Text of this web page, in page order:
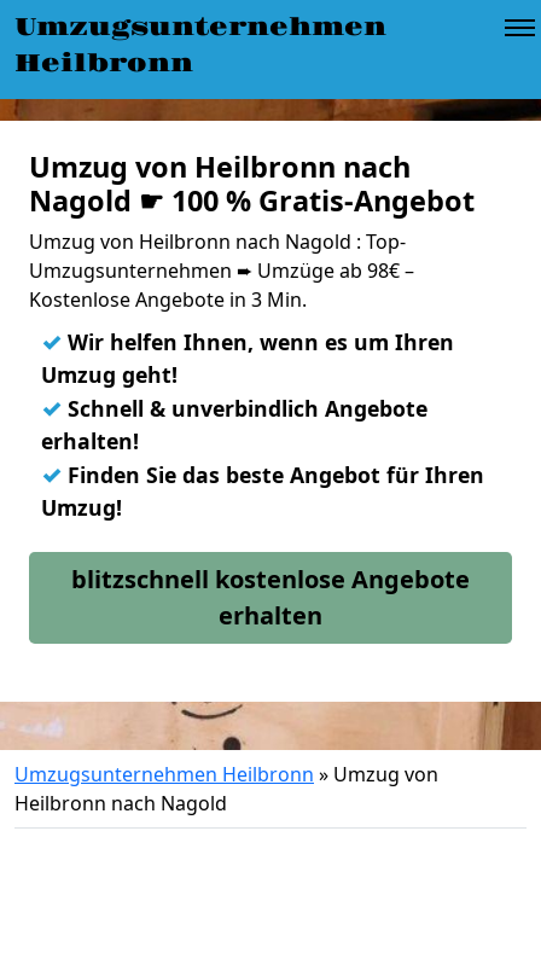
Umzugsunternehmen
Heilbronn
Umzug von Heilbronn nach
Nagold ☛ 100 % Gratis-Angebot
Umzug von Heilbronn nach Nagold : Top-
Umzugsunternehmen ➨ Umzüge ab 98€ –
Kostenlose Angebote in 3 Min.
✓ Wir helfen Ihnen, wenn es um Ihren
Umzug geht!
✓ Schnell & unverbindlich Angebote
erhalten!
✓ Finden Sie das beste Angebot für Ihren
Umzug!
blitzschnell kostenlose Angebote
erhalten
Umzugsunternehmen Heilbronn » Umzug von
Heilbronn nach Nagold